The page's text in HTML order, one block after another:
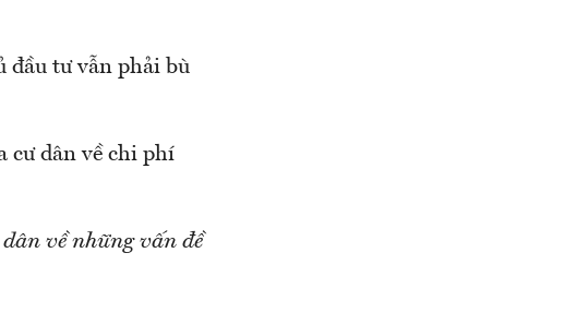
đầu tư vẫn phải bù
cư dân về chi phí
về những vấn đề